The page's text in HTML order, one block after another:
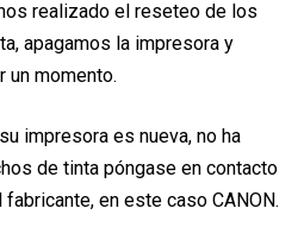
realizado el reseteo de los
apagamos la impresora y
un momento.
impresora es nueva, no ha
de tinta póngase en contacto
en este caso CANON.